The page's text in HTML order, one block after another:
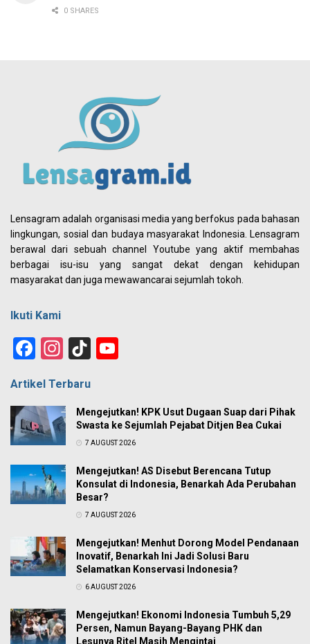
0 SHARES
Lensagram adalah organisasi media yang berfokus pada bahasan
lingkungan, sosial dan budaya masyarakat Indonesia. Lensagram
berawal dari sebuah channel Youtube yang aktif membahas
berbagai isu-isu yang sangat dekat dengan kehidupan
masyarakat dan juga mewawancarai sejumlah tokoh.
Ikuti Kami
Facebook
Instagram
TikTok
Artikel Terbaru
Mengejutkan! KPK Usut Dugaan Suap dari Pihak
Swasta ke Sejumlah Pejabat Ditjen Bea Cukai
7 AUGUST 2026
Mengejutkan! AS Disebut Berencana Tutup
Konsulat di Indonesia, Benarkah Ada Perubahan
Besar?
7 AUGUST 2026
Mengejutkan! Menhut Dorong Model Pendanaan
Inovatif, Benarkah Ini Jadi Solusi Baru
Selamatkan Konservasi Indonesia?
6 AUGUST 2026
Mengejutkan! Ekonomi Indonesia Tumbuh 5,29
Persen, Namun Bayang-Bayang PHK dan
Lesunya Ritel Masih Mengintai